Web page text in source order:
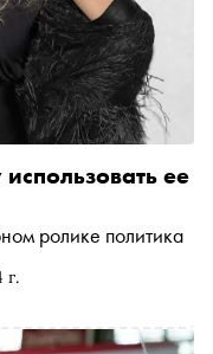
г.
ее
ролике политика